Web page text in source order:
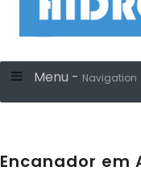
Menu - Navigation
Encanador em